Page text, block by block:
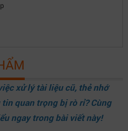
xử lý tài liệu cũ, thẻ nhớ
quan trọng bị rò rỉ? Cùng
ngay trong bài viết này!